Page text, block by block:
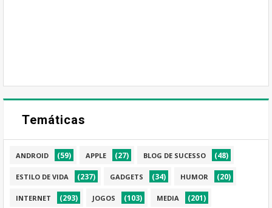
Temáticas
ANDROID (59) APPLE (27) BLOG DE SUCESSO (48)
ESTILO DE VIDA (237) GADGETS (34) HUMOR (20)
INTERNET (293) JOGOS (103) MEDIA (201)